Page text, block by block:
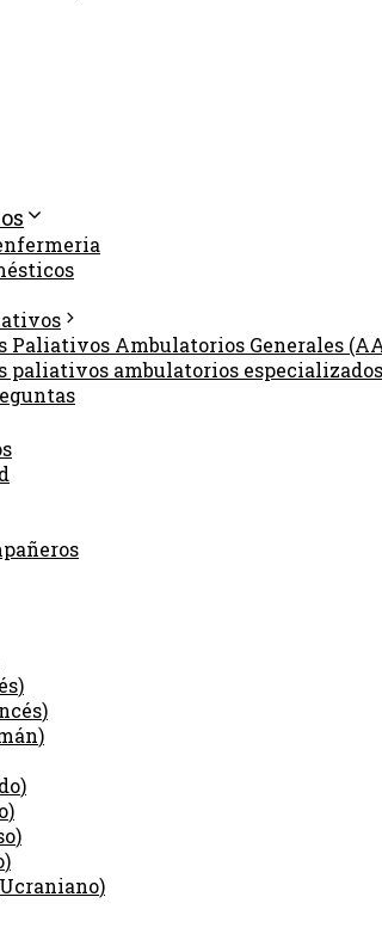
Paliativos Ambulatorios Generales
paliativos ambulatorios
)
)
)
)
)
)
)
Ucraniano)